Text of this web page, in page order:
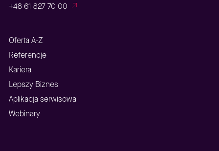
+48 61 827 70 00
Oferta A-Z
Referencje
Kariera
Lepszy Biznes
Aplikacja serwisowa
Webinary